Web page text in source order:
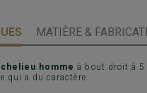
MATIÈRE &
homme à bout droit à
qui a du caractère.